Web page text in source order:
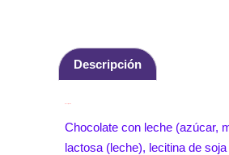
Descripción
Chocolate con leche (azúcar,
lactosa (leche), lecitina de